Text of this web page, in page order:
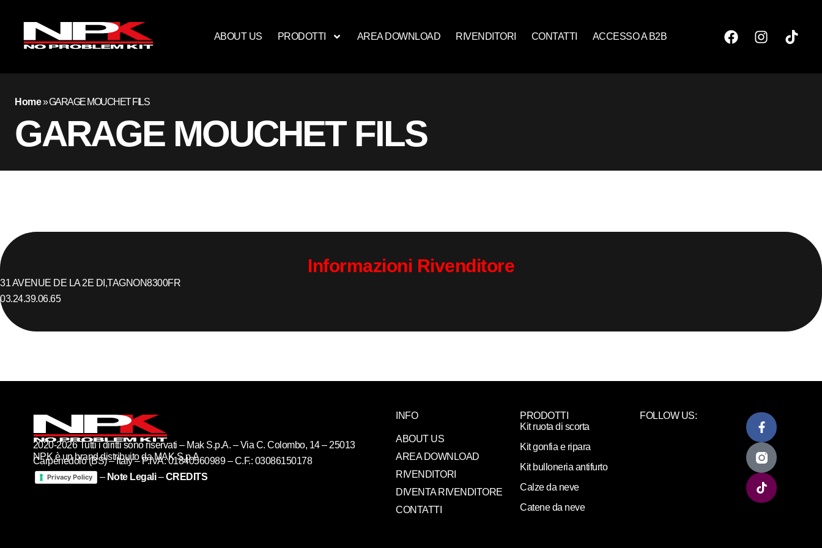
ABOUT US PRODOTTI AREA DOWNLOAD RIVENDITORI CONTATTI ACCESSO A B2B
Home»GARAGE MOUCHET FILS
GARAGE MOUCHET FILS
Informazioni Rivenditore
31 AVENUE DE LA 2E DI,TAGNON8300FR
03.24.39.06.65
NPK è un brand distribuito da MAK S.p.A
2020-2026 Tutti i diritti sono riservati – Mak S.p.A. – Via C. Colombo, 14 – 25013
Carpenedolo (BS) – Italy – P.IVA: 01840560989 – C.F.: 03086150178
Privacy Policy – Note Legali–CREDITS
INFO
ABOUT US
AREA DOWNLOAD
RIVENDITORI
DIVENTA RIVENDITORE
CONTATTI
PRODOTTI
Kit ruota di scorta
Kit gonfia e ripara
Kit bulloneria antifurto
Calze da neve
Catene da neve
FOLLOW US: